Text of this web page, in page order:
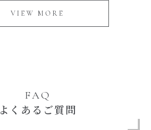
VIEW MORE
FAQ
よくあるご質問